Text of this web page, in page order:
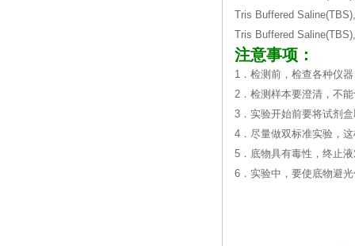
Tris Buffered
Tris Buffered
注意事项：
1．检测前，检查各种仪
2．检测样本要澄清，不
3．实验开始前要将试剂
4．尽量做双标准实验，
5．底物具有毒性，终止
6．实验中，要使底物避